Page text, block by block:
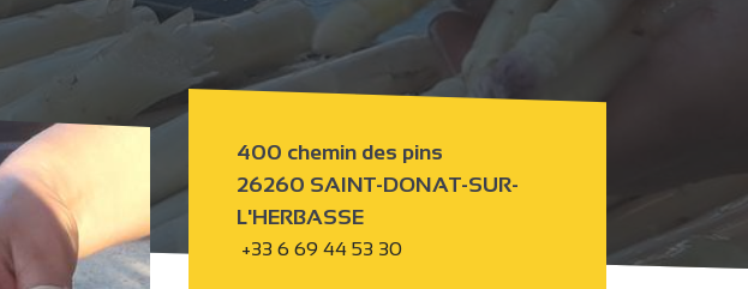
400 chemin des pins
26260 SAINT-DONAT-SUR-
L'HERBASSE
+33 6 69 44 53 30